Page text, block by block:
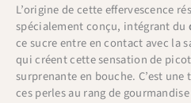
L’origine de cette effervescence
spécialement conçu, intégrant du
ce sucre entre en contact avec la
qui créent cette sensation de
surprenante en bouche. C’est
ces perles au rang de